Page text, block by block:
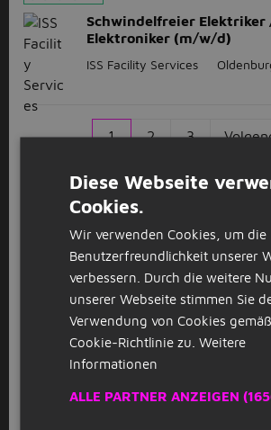
Schwindelfreier Elektriker
Elektroniker (m/w/d)
ISS Facility Services
1 2 3
AnschauenKürzlich geschlossene
Stellenangebote in
Du bist auf der Suche nach Jobs in
Jobbird ist dein Jobportal für Jobs in
Oldenburg. Mit uns findet garantiert
Traumjob, der alle Ansprüche und
Sehenswürdigkeiten wie das
Diese Webseite
Cookies.
Wir verwenden Cookies, um die
Benutzerfreundlichkeit unserer
verbessern. Durch die weitere
unserer Webseite stimmen Sie
Verwendung von Cookies
Cookie-Richtlinie zu. Weitere
Informationen
ALLE PARTNER ANZEIGEN